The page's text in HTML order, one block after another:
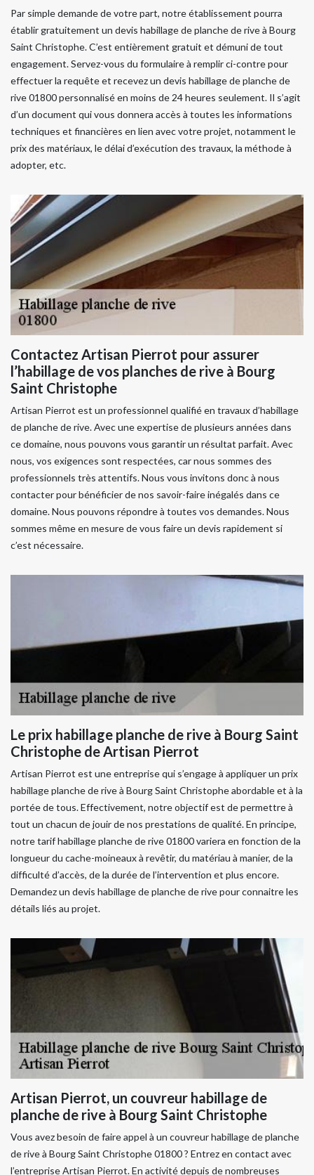
Par simple demande de votre part, notre établissement pourra
établir gratuitement un devis habillage de planche de rive à Bourg
Saint Christophe. C’est entièrement gratuit et démuni de tout
engagement. Servez-vous du formulaire à remplir ci-contre pour
effectuer la requête et recevez un devis habillage de planche de
rive 01800 personnalisé en moins de 24 heures seulement. Il s’agit
d’un document qui vous donnera accès à toutes les informations
techniques et financières en lien avec votre projet, notamment le
prix des matériaux, le délai d’exécution des travaux, la méthode à
adopter, etc.
Contactez Artisan Pierrot pour assurer
l’habillage de vos planches de rive à Bourg
Saint Christophe
Artisan Pierrot est un professionnel qualifié en travaux d’habillage
de planche de rive. Avec une expertise de plusieurs années dans
ce domaine, nous pouvons vous garantir un résultat parfait. Avec
nous, vos exigences sont respectées, car nous sommes des
professionnels très attentifs. Nous vous invitons donc à nous
contacter pour bénéficier de nos savoir-faire inégalés dans ce
domaine. Nous pouvons répondre à toutes vos demandes. Nous
sommes même en mesure de vous faire un devis rapidement si
c’est nécessaire.
Le prix habillage planche de rive à Bourg Saint
Christophe de Artisan Pierrot
Artisan Pierrot est une entreprise qui s’engage à appliquer un prix
habillage planche de rive à Bourg Saint Christophe abordable et à la
portée de tous. Effectivement, notre objectif est de permettre à
tout un chacun de jouir de nos prestations de qualité. En principe,
notre tarif habillage planche de rive 01800 variera en fonction de la
longueur du cache-moineaux à revêtir, du matériau à manier, de la
difficulté d’accès, de la durée de l’intervention et plus encore.
Demandez un devis habillage de planche de rive pour connaitre les
détails liés au projet.
Artisan Pierrot, un couvreur habillage de
planche de rive à Bourg Saint Christophe
Vous avez besoin de faire appel à un couvreur habillage de planche
de rive à Bourg Saint Christophe 01800 ? Entrez en contact avec
l’entreprise Artisan Pierrot. En activité depuis de nombreuses